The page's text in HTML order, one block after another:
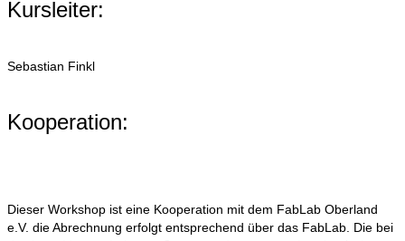
Kursleiter:
Sebastian Finkl
Kooperation:
Dieser Workshop ist eine Kooperation mit dem FabLab Oberland
e.V. die Abrechnung erfolgt entsprechend über das FabLab. Die bei